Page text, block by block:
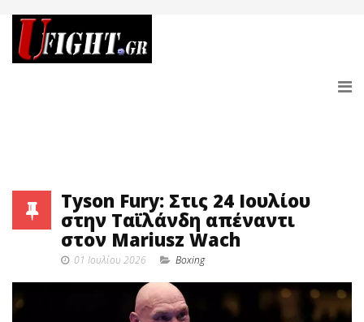
Tyson Fury: Στις 24 Ιουλίου
στην Ταϊλάνδη απέναντι
στον Mariusz Wach
01 Ιουλίου 2026 Boxing